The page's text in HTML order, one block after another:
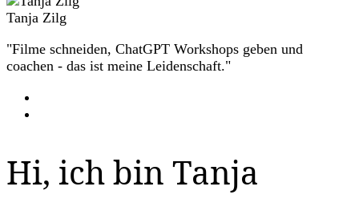
Tanja Zilg
"Filme schneiden, ChatGPT Workshops geben und
coachen - das ist meine Leidenschaft."
Hi, ich bin Tanja